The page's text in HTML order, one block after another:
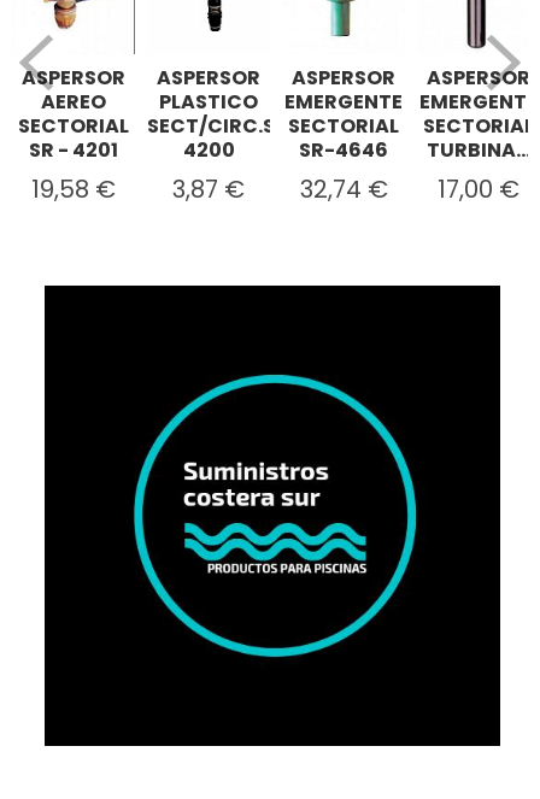
ASPERSOR
AEREO
SECTORIAL
SR - 4201
19,58 €
ASPERSOR
PLASTICO
SECT/CIRC.SR-
4200
3,87 €
ASPERSOR
EMERGENTE
SECTORIAL
SR-4646
32,74 €
ASPERSOR
EMERGENTE
SECTORIAL
TURBINA...
17,00 €